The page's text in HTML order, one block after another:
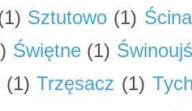
Sztutowo (1)
Świętne (1)
(1) Trzęsacz (1)